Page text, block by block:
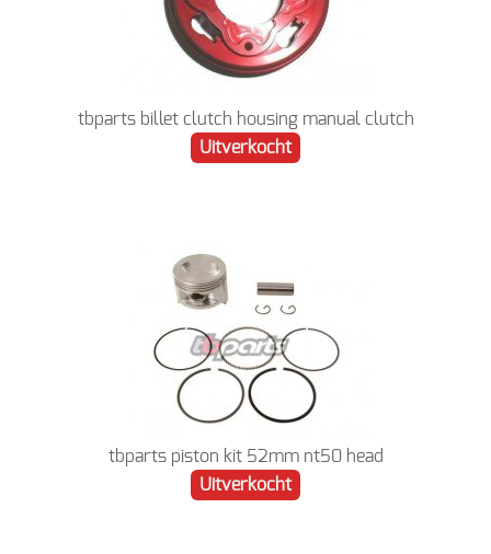
tbparts billet clutch housing manual clutch
Uitverkocht
tbparts piston kit 52mm nt50 head
Uitverkocht